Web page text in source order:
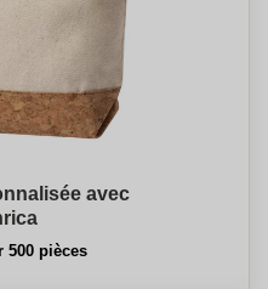
avec
500 pièces